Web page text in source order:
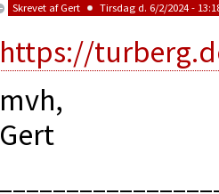
Skrevet af Gert Tirsdag d. 6/2/2024 -
https://
mvh,
Gert